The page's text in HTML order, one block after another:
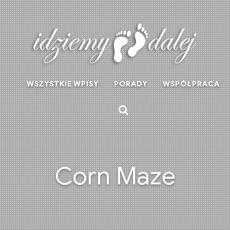
WSZYSTKIE WPISY PORADY WSPÓŁPRACA
Corn Maze